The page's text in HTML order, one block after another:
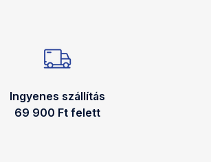
Ingyenes szállítás
69 900 Ft felett